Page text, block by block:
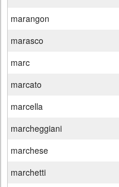
marangon
marasco
marc
marcato
marcella
marcheggiani
marchese
marchetti